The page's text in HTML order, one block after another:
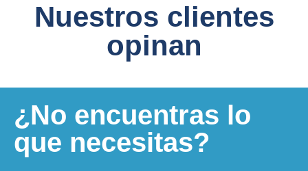
Nuestros clientes
opinan
¿No encuentras lo
que necesitas?